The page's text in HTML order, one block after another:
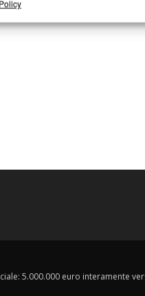
5.000.000 euro interamente